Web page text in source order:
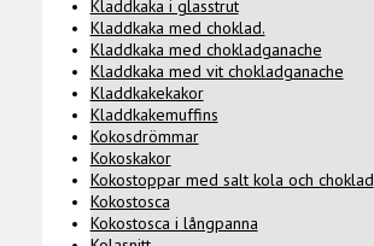
Kladdkaka i glasstrut
Kladdkaka med choklad.
Kladdkaka med chokladganache
Kladdkaka med vit chokladganache
Kladdkakekakor
Kladdkakemuffins
Kokosdrömmar
Kokoskakor
Kokostoppar med salt kola och choklad
Kokostosca
Kokostosca i långpanna